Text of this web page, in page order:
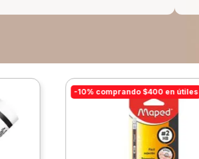
-10% comprando $400 en útiles